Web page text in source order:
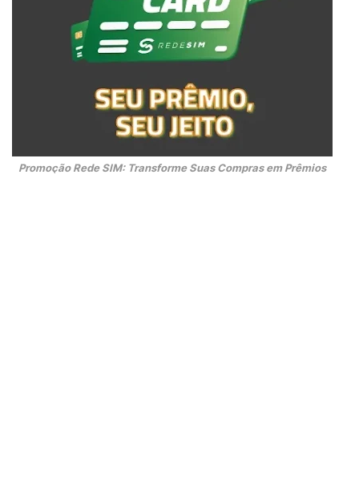
Promoção Rede SIM: Transforme Suas Compras em Prêmios